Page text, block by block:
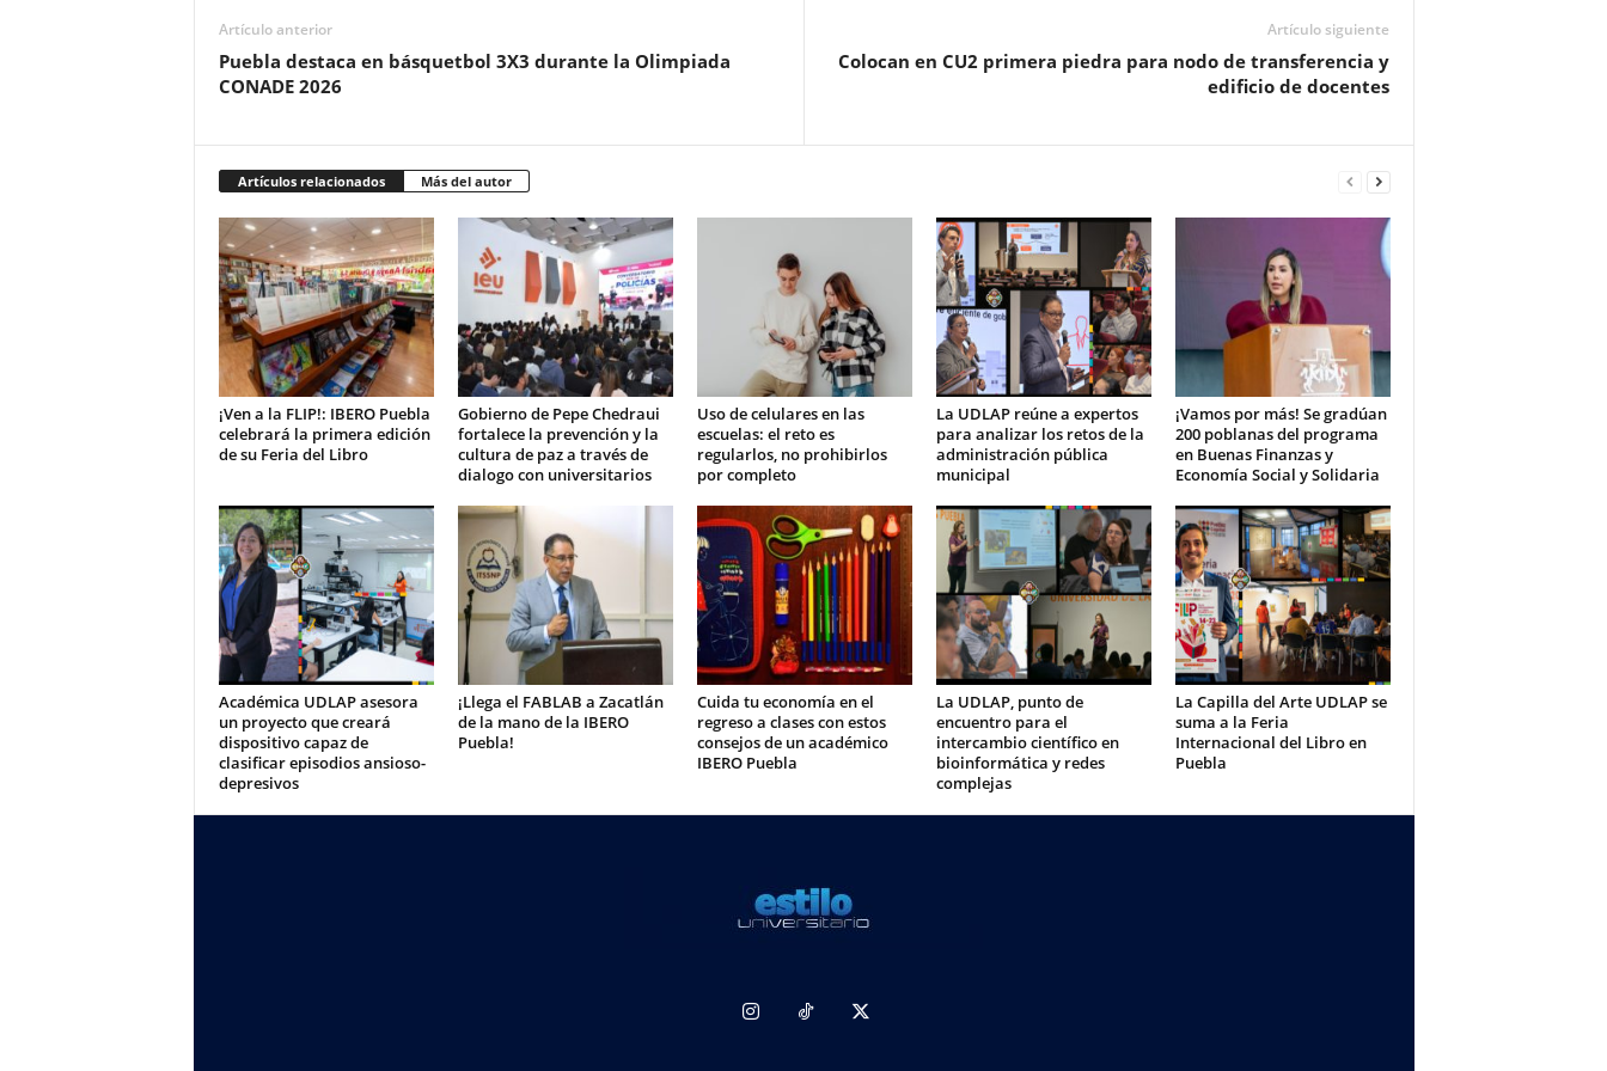
Artículo anterior
Puebla destaca en básquetbol 3X3 durante la Olimpiada
CONADE 2026
Artículo siguiente
Colocan en CU2 primera piedra para nodo de transferencia y
edificio de docentes
Artículos relacionados Más del autor
¡Ven a la FLIP!: IBERO Puebla
celebrará la primera edición
de su Feria del Libro
Gobierno de Pepe Chedraui
fortalece la prevención y la
cultura de paz a través de
dialogo con universitarios
Uso de celulares en las
escuelas: el reto es
regularlos, no prohibirlos
por completo
La UDLAP reúne a expertos
para analizar los retos de la
administración pública
municipal
¡Vamos por más! Se gradúan
200 poblanas del programa
en Buenas Finanzas y
Economía Social y Solidaria
Académica UDLAP asesora
un proyecto que creará
dispositivo capaz de
clasificar episodios ansioso-
depresivos
¡Llega el FABLAB a Zacatlán
de la mano de la IBERO
Puebla!
Cuida tu economía en el
regreso a clases con estos
consejos de un académico
IBERO Puebla
La UDLAP, punto de
encuentro para el
intercambio científico en
bioinformática y redes
complejas
La Capilla del Arte UDLAP se
suma a la Feria
Internacional del Libro en
Puebla